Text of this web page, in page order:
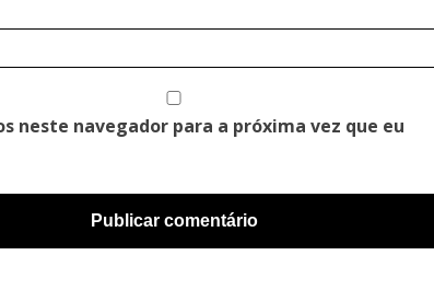
neste navegador para a próxima vez que eu